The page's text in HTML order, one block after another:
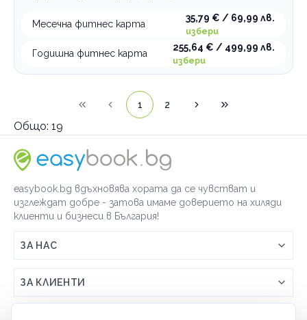
Месечна фитнес карта
35,79 € / 69,99 лв.
избери
Годишна фитнес карта
255,64 € / 499,99 лв.
избери
1 2
Общо: 19
easybook.bg вдъхновява хората да се чувстват и
изглеждат добре - затова имаме доверието на хиляди
клиенти и бизнеси в България!
ЗА НАС
Връзка с easybook.bg
Как работи easybook
ЗА КЛИЕНТИ